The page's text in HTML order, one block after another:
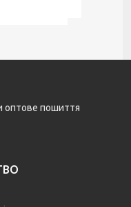
оптове пошиття